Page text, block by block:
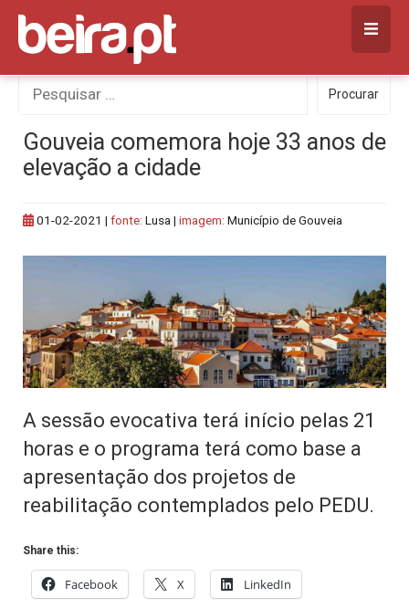
Skip
content
Procurar
por:
Procurar
Gouveia comemora hoje 33 anos de
elevação a cidade
01-02-2021 | fonte: Lusa | imagem: Município de Gouveia
A sessão evocativa terá início pelas 21
horas e o programa terá como base a
apresentação dos projetos de
reabilitação contemplados pelo PEDU.
Share this:
Facebook X LinkedIn